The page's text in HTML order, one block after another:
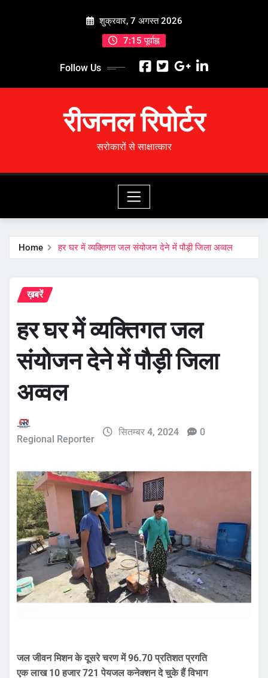
शुक्रवार, 7 अगस्त 2026
7:15 पूर्वाह्न
Follow Us
रीजनल रिपोर्टर
सरोकारों से साक्षात्कार
Home हर घर में व्यक्तिगत जल संयोजन देने में पौड़ी जिला अव्वल
ख़बरें
हर घर में व्यक्तिगत जल
संयोजन देने में पौड़ी जिला
अव्वल
Regional Reporter
सितम्बर 4, 2024 0
जल जीवन मिशन के दूसरे चरण में 96.70 प्रतिशत प्रगति
एक लाख 10 हजार 721 पेयजल कनेक्शन दे चुके हैं विभाग